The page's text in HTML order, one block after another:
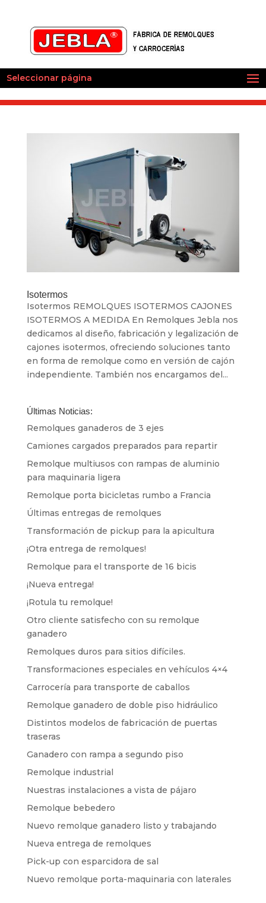
Seleccionar página
Isotermos
Isotermos REMOLQUES ISOTERMOS CAJONES
ISOTERMOS A MEDIDA En Remolques Jebla nos
dedicamos al diseño, fabricación y legalización de
cajones isotermos, ofreciendo soluciones tanto
en forma de remolque como en versión de cajón
independiente. También nos encargamos del...
Últimas Noticias:
Remolques ganaderos de 3 ejes
Camiones cargados preparados para repartir
Remolque multiusos con rampas de aluminio
para maquinaria ligera
Remolque porta bicicletas rumbo a Francia
Últimas entregas de remolques
Transformación de pickup para la apicultura
¡Otra entrega de remolques!
Remolque para el transporte de 16 bicis
¡Nueva entrega!
¡Rotula tu remolque!
Otro cliente satisfecho con su remolque
ganadero
Remolques duros para sitios difíciles.
Transformaciones especiales en vehículos 4×4
Carrocería para transporte de caballos
Remolque ganadero de doble piso hidráulico
Distintos modelos de fabricación de puertas
traseras
Ganadero con rampa a segundo piso
Remolque industrial
Nuestras instalaciones a vista de pájaro
Remolque bebedero
Nuevo remolque ganadero listo y trabajando
Nueva entrega de remolques
Pick-up con esparcidora de sal
Nuevo remolque porta-maquinaria con laterales